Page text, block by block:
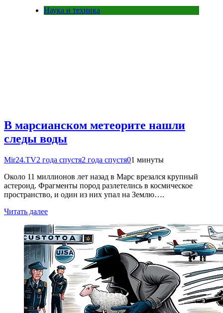
Наука и техника
В марсианском метеорите нашли
следы воды
Mir24.TV2 года спустя2 года спустя01 минуты
Около 11 миллионов лет назад в Марс врезался крупный
астероид. Фрагменты пород разлетелись в космическое
пространство, и один из них упал на Землю….
Читать далее